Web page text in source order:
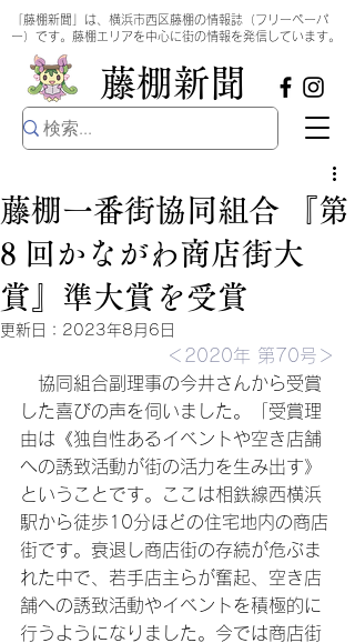
​藤棚新聞
「藤棚新聞」は、横浜市西区藤棚の情報誌（フリーペーパ
ー）です。藤棚エリアを中心に街の情報を発信しています。
藤棚一番街協同組合 『第
8 回かながわ商店街大
賞』準大賞を受賞
更新日： 2023年8月6日
＜2020年 第70号＞
協同組合副理事の今井さんから受賞
した喜びの声を伺いました。「受賞理
由は《独自性あるイベントや空き店舗
への誘致活動が街の活力を生み出す》
ということです。ここは相鉄線西横浜
駅から徒歩10分ほどの住宅地内の商店
街です。衰退し商店街の存続が危ぶま
れた中で、若手店主らが奮起、空き店
舗への誘致活動やイベントを積極的に
行うようになりました。今では商店街